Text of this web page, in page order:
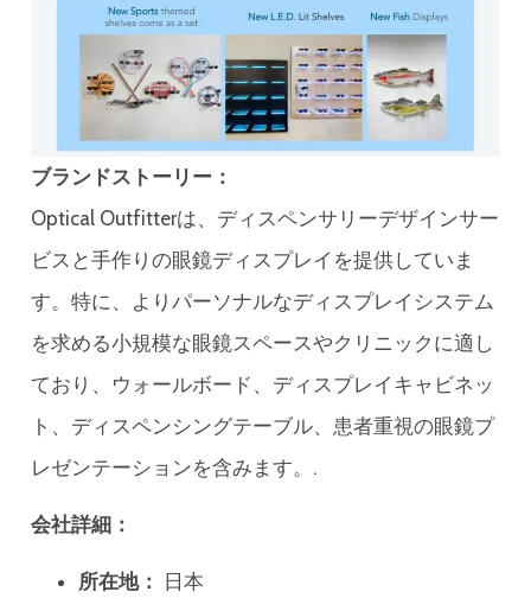
ブランドストーリー：
Optical Outfitterは、ディスペンサリーデザインサー
ビスと手作りの眼鏡ディスプレイを提供していま
す。特に、よりパーソナルなディスプレイシステム
を求める小規模な眼鏡スペースやクリニックに適し
ており、ウォールボード、ディスプレイキャビネッ
ト、ディスペンシングテーブル、患者重視の眼鏡プ
レゼンテーションを含みます。.
会社詳細：
所在地：
日本